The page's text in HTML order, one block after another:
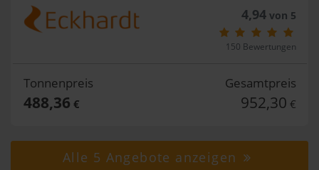
4,94von 5
150 Bewertungen
Tonnenpreis
488,36 €
Gesamtpreis
952,30 €
Alle 5 Angebote anzeigen